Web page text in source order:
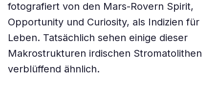
fotografiert von den Mars-Rovern Spirit,
Opportunity und Curiosity, als Indizien für
Leben. Tatsächlich sehen einige dieser
Makrostrukturen irdischen Stromatolithen
verblüffend ähnlich.